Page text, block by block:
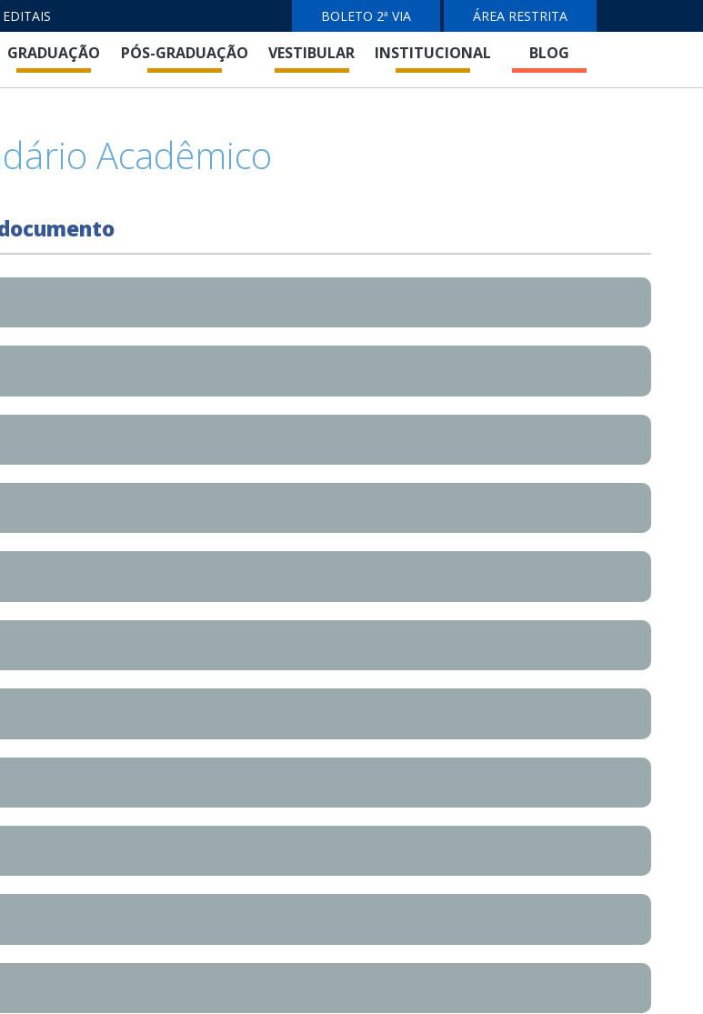
EDITAIS BOLETO 2ª VIA ÁREA RESTRITA
GRADUAÇÃO PÓS-GRADUAÇÃO VESTIBULAR INSTITUCIONAL BLOG
Acadêmico